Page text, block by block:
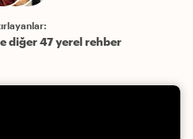
diğer 47 yerel rehber